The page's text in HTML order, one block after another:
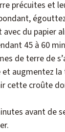
précuites et
avec du papier
45 à 60
de terre de
augmentez la
cette croûte
avant de